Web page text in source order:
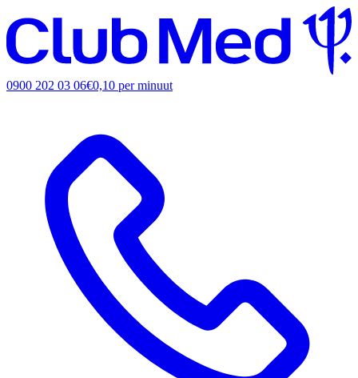
0900 202 03 06€0,10 per minuut